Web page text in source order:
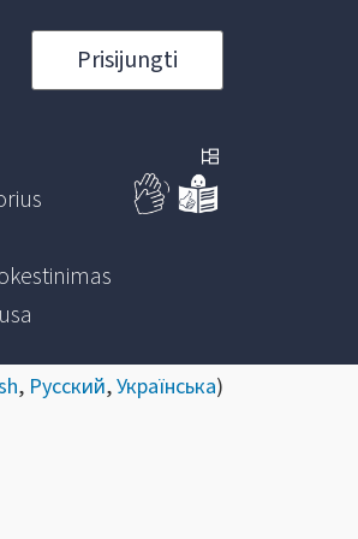
Prisijungti
, Русский,Українська)